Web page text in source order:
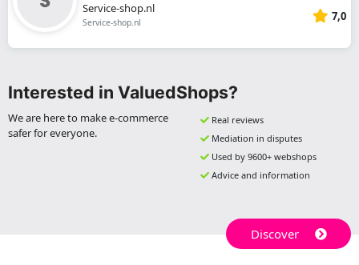
Service-shop.nl
Service-shop.nl 7,0
Interested in ValuedShops?
We are here to make e-commerce
safer for everyone.
Real reviews
Mediation in disputes
Used by 9600+ webshops
Advice and information
Discover